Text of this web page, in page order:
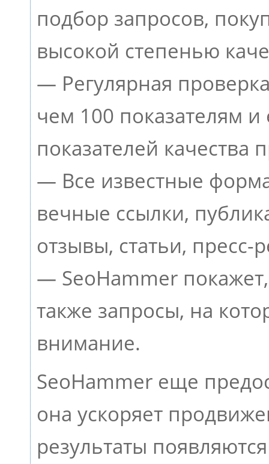
подбор запросов,
высокой степенью
— Регулярная
чем 100 показателям
показателей качества
— Все известные
вечные ссылки,
отзывы, статьи, пресс-
— SeoHammer
также запросы, на
внимание.
SeoHammer еще
она ускоряет
результаты